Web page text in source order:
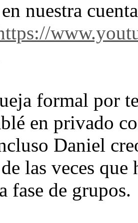
nuestra
formal por
en privado
Daniel
las veces que
fase de grupos.